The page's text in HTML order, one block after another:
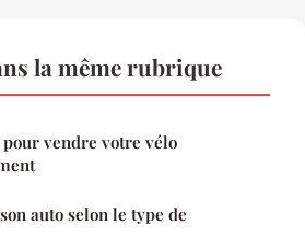
la même rubrique
vendre votre vélo
auto selon le type de